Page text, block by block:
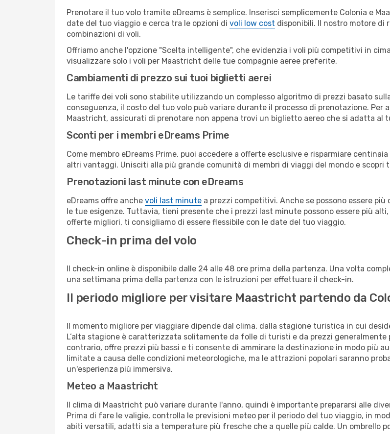
Prenotare il tuo volo tramite eDreams è semplice. Inserisci semplicemente Colonia e
date del tuo viaggio e cerca tra le opzioni di voli low cost disponibili. Il nostro motore di
combinazioni di voli.
Offriamo anche l'opzione "Scelta intelligente", che evidenzia i voli più competitivi in
visualizzare solo i voli per Maastricht delle tue compagnie aeree preferite.
Cambiamenti di prezzo sui tuoi biglietti aerei
Le tariffe dei voli sono stabilite utilizzando un complesso algoritmo di prezzi basato
conseguenza, il costo del tuo volo può variare durante il processo di prenotazione. Per
Maastricht, assicurati di prenotare non appena trovi un biglietto aereo che si adatta al
Sconti per i membri eDreams Prime
Come membro eDreams Prime, puoi accedere a offerte esclusive e risparmiare
altri vantaggi. Unisciti alla più grande comunità di membri di viaggi del mondo e scopri
Prenotazioni last minute con eDreams
eDreams offre anche voli last minute a prezzi competitivi. Anche se possono essere
le tue esigenze. Tuttavia, tieni presente che i prezzi last minute possono essere più
offerte migliori, ti consigliamo di essere flessibile con le date del tuo viaggio.
Check-in prima del volo
Il check-in online è disponibile dalle 24 alle 48 ore prima della partenza. Una volta
una settimana prima della partenza con le istruzioni per effettuare il check-in.
Il periodo migliore per visitare Maastricht partendo da
Il momento migliore per viaggiare dipende dal clima, dalla stagione turistica in cui
L’alta stagione è caratterizzata solitamente da folle di turisti e da prezzi
contrario, offre prezzi più bassi e ti consente di ammirare la destinazione in modo più
limitate a causa delle condizioni meteorologiche, ma le attrazioni popolari saranno
un'esperienza più immersiva.
Meteo a Maastricht
Il clima di Maastricht può variare durante l'anno, quindi è importante prepararsi alle
Prima di fare le valigie, controlla le previsioni meteo per il periodo del tuo viaggio, in
abiti versatili, adatti sia a temperature più fresche che a quelle più calde. Un ombrello